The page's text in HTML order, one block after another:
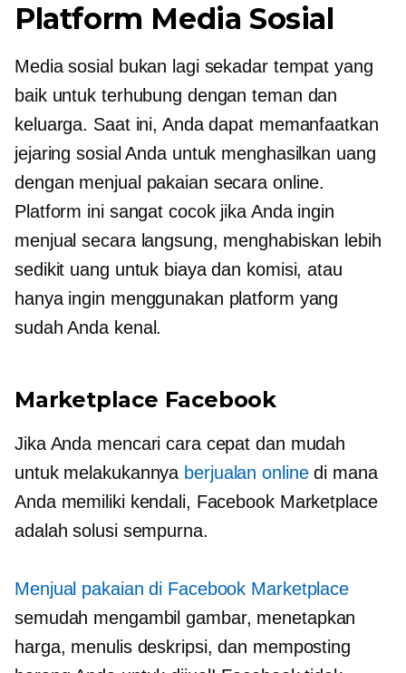
Platform Media Sosial
Media sosial bukan lagi sekadar tempat yang
baik untuk terhubung dengan teman dan
keluarga. Saat ini, Anda dapat memanfaatkan
jejaring sosial Anda untuk menghasilkan uang
dengan menjual pakaian secara online.
Platform ini sangat cocok jika Anda ingin
menjual secara langsung, menghabiskan lebih
sedikit uang untuk biaya dan komisi, atau
hanya ingin menggunakan platform yang
sudah Anda kenal.
Marketplace Facebook
Jika Anda mencari cara cepat dan mudah
untuk melakukannya berjualan onlinedi mana
Anda memiliki kendali, Facebook Marketplace
adalah solusi sempurna.
Menjual pakaian di Facebook Marketplace
semudah mengambil gambar, menetapkan
harga, menulis deskripsi, dan memposting